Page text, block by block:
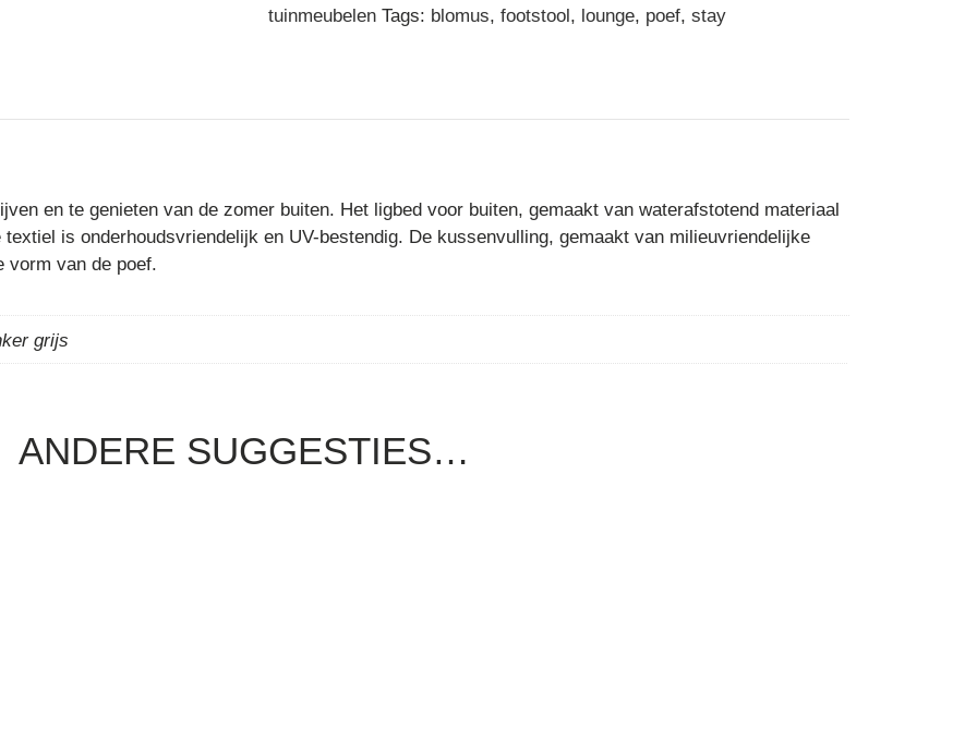
tuinmeubelen Tags: blomus,footstool, lounge, poef,stay
en te genieten van de zomer buiten. Het ligbed voor buiten, gemaakt van waterafstotend materiaal
is onderhoudsvriendelijk en UV-bestendig. De kussenvulling, gemaakt van milieuvriendelijke
vorm van de poef.
grijs
ANDERE SUGGESTIES…